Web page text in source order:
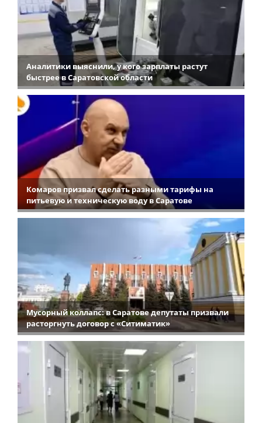
Аналитики выяснили, у кого зарплаты растут
быстрее в Саратовской области
Комаров призвал сделать разными тарифы на
питьевую и техническую воду в Саратове
Мусорный коллапс: в Саратове депутаты призвали
расторгнуть договор с «Ситиматик»